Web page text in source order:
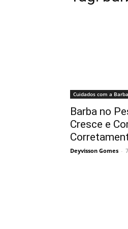
Cuidados com a Barba
Barba no
Cresce e
Deyvisson Gomes -